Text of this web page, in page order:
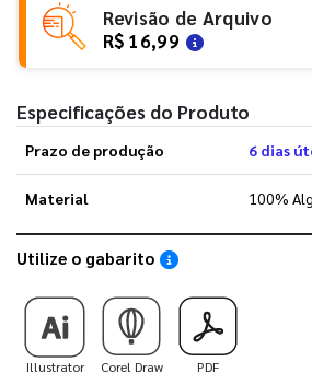
Revisão de Arquivo
R$ 16,99
Especificações do Produto
Prazo de produção 6 dias
Material 100%
Utilize o gabarito Saiba como utilizar os
Illustrator Corel Draw PDF